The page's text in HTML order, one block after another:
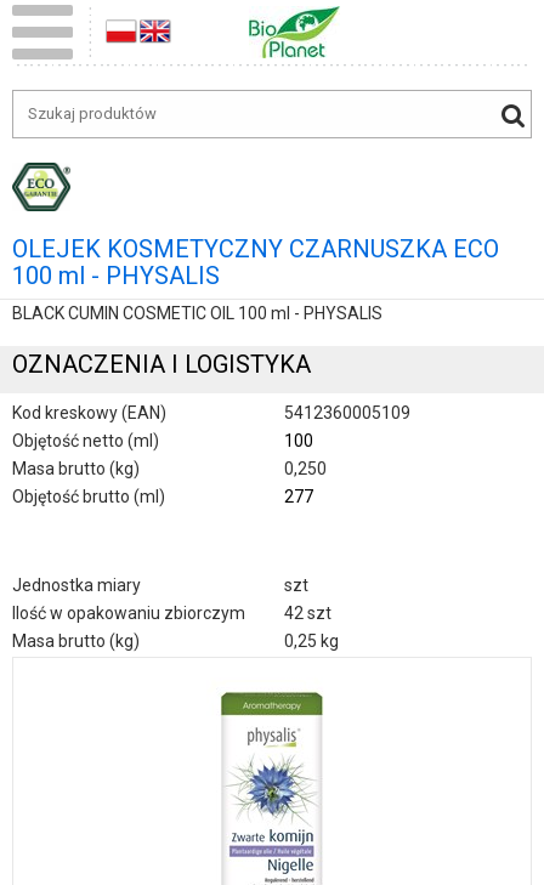
OLEJEK KOSMETYCZNY CZARNUSZKA ECO
100 ml - PHYSALIS
BLACK CUMIN COSMETIC OIL 100 ml - PHYSALIS
OZNACZENIA I LOGISTYKA
Kod kreskowy (EAN)
5412360005109
Objętość netto (ml)
100
Masa brutto (kg)
0,250
Objętość brutto (ml)
277
Jednostka miary
szt
Ilość w opakowaniu zbiorczym
42 szt
Masa brutto (kg)
0,25 kg